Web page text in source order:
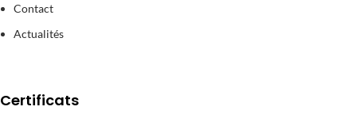
Contact
Actualités
Certificats